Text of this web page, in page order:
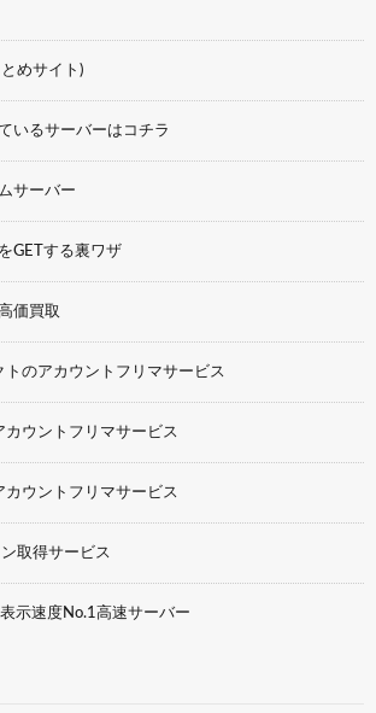
めサイト)
いるサーバーはコチラ
サーバー
GETする裏ワザ
価買取
トのアカウントフリマサービス
カウントフリマサービス
カウントフリマサービス
ン取得サービス
表示速度No.1高速サーバー